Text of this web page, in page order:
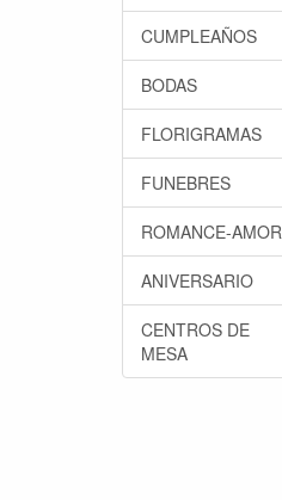
CUMPLEAÑOS
BODAS
FLORIGRAMAS
FUNEBRES
ROMANCE-AMOR
ANIVERSARIO
CENTROS DE
MESA